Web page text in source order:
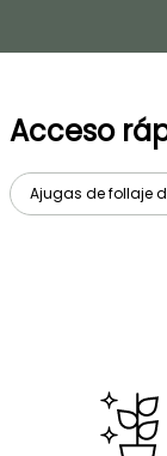
Acceso
Ajugas de follaje